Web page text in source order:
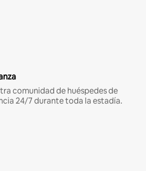
comunidad de huéspedes de
24/7 durante toda la estadía.